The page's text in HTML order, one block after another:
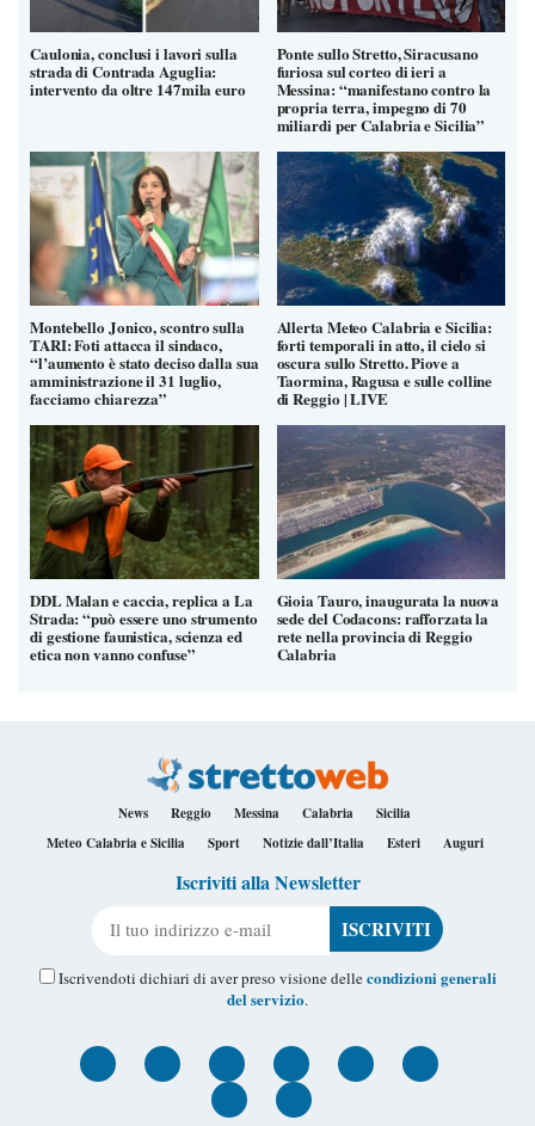
Caulonia, conclusi i lavori sulla
strada di Contrada Aguglia:
intervento da oltre 147mila euro
Ponte sullo Stretto, Siracusano
furiosa sul corteo di ieri a
Messina: “manifestano contro la
propria terra, impegno di 70
miliardi per Calabria e Sicilia”
Montebello Jonico, scontro sulla
TARI: Foti attacca il sindaco,
“l’aumento è stato deciso dalla sua
amministrazione il 31 luglio,
facciamo chiarezza”
Allerta Meteo Calabria e Sicilia:
forti temporali in atto, il cielo si
oscura sullo Stretto. Piove a
Taormina, Ragusa e sulle colline
di Reggio | LIVE
DDL Malan e caccia, replica a La
Strada: “può essere uno strumento
di gestione faunistica, scienza ed
etica non vanno confuse”
Gioia Tauro, inaugurata la nuova
sede del Codacons: rafforzata la
rete nella provincia di Reggio
Calabria
News Reggio Messina Calabria
Sicilia
Meteo Calabria e Sicilia
Sport Notizie dall’Italia Esteri Auguri
Iscriviti alla Newsletter
Iscrivendoti dichiari di aver preso visione dellecondizioni generali
del servizio.